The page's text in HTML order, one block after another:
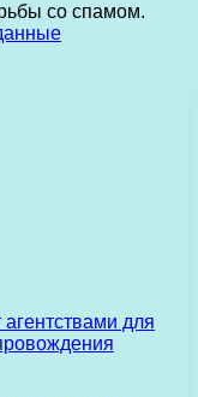
со спамом.
для